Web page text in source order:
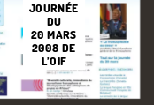
JOURNÉE
DU
20 MARS
2008 DE
L’OIF